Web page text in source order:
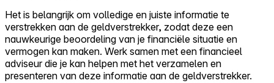
Het is belangrijk om volledige en juiste informatie te
verstrekken aan de geldverstrekker, zodat deze een
nauwkeurige beoordeling van je financiële situatie en
vermogen kan maken. Werk samen met een financieel
adviseur die je kan helpen met het verzamelen en
presenteren van deze informatie aan de geldverstrekker.